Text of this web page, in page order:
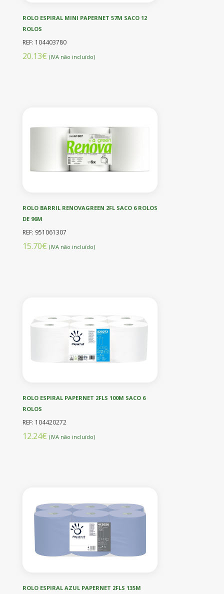
ROLO ESPIRAL MINI PAPERNET 57M SACO 12
ROLOS
REF: 104403780
20.13€ (IVA não incluído)
ROLO BARRIL RENOVAGREEN 2FL SACO 6 ROLOS
DE 96M
REF: 951061307
15.70€ (IVA não incluído)
ROLO ESPIRAL PAPERNET 2FLS 100M SACO 6
ROLOS
REF: 104420272
12.24€ (IVA não incluído)
ROLO ESPIRAL AZUL PAPERNET 2FLS 135M